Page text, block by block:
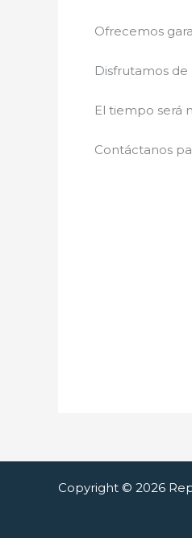
Ofrecemos
Disfrutamos de
El tiempo será
Contáctanos
Copyright © 2026